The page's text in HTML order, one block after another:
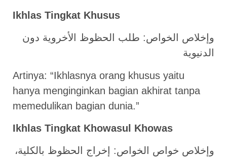
Ikhlas Tingkat Khusus
وإخلاص الخواص: طلب الحظوظ الأخروية دون
الدنيوية
Artinya: “Ikhlasnya orang khusus yaitu
hanya menginginkan bagian akhirat tanpa
memedulikan bagian dunia.”
Ikhlas Tingkat Khowasul Khowas
وإخلاص خواص الخواص: إخراج الحظوظ بالكلية،